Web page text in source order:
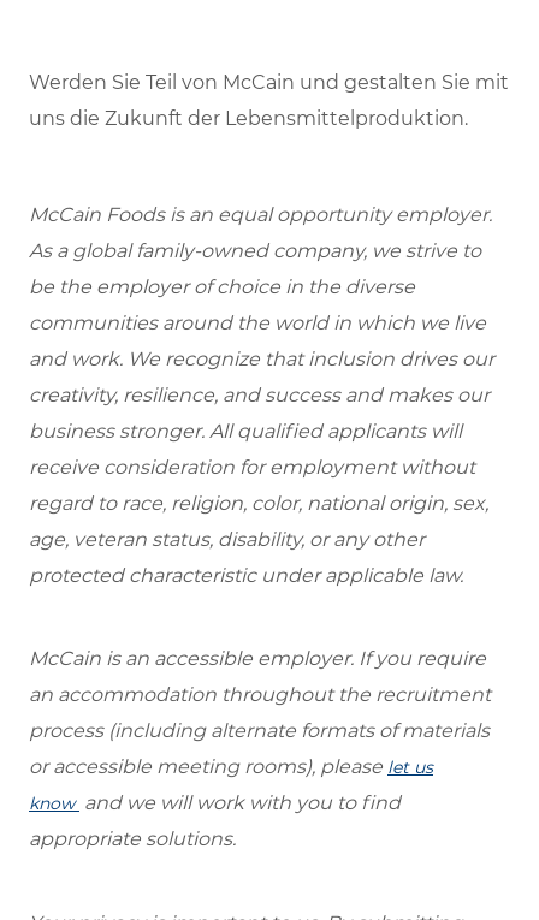
Werden Sie Teil von McCain und gestalten Sie mit
uns die Zukunft der Lebensmittelproduktion.
McCain Foods is an equal opportunity employer.
As a global family-owned company, we strive to
be the employer of choice in the diverse
communities around the world in which we live
and work. We recognize that inclusion drives our
creativity, resilience, and success and makes our
business stronger. All qualified applicants will
receive consideration for employment without
regard to race, religion, color, national origin, sex,
age, veteran status, disability, or any other
protected characteristic under applicable law.
McCain is an accessible employer. If you require
an accommodation throughout the recruitment
process (including alternate formats of materials
or accessible meeting rooms), please let us
know and we will work with you to find
appropriate solutions.